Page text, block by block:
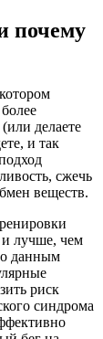
почему
делаете
и так
сжечь
веществ.
и лучше, чем
данным
риск
синдрома